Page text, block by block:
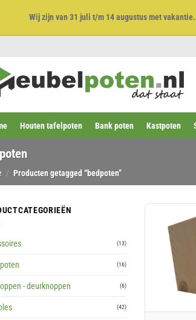
Wij zijn van 31 juli t/m 14 augustus met
Houten tafelpoten Bank poten Kastpoten
/ Producten getagged “bedpoten”
(13)
(16)
- deurknoppen (6)
(42)